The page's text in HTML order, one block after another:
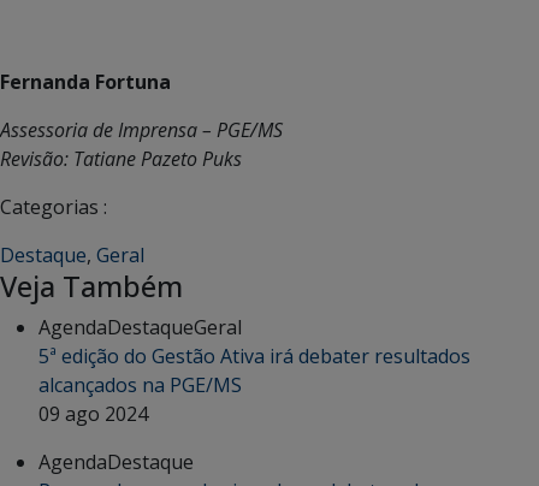
Fernanda Fortuna
Assessoria de Imprensa – PGE/MS
Revisão: Tatiane Pazeto Puks
Categorias :
Destaque, Geral
Veja Também
AgendaDestaqueGeral
5ª edição do Gestão Ativa irá debater resultados
alcançados na PGE/MS
09 ago 2024
AgendaDestaque